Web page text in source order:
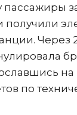
пассажиры
получили
Через
по